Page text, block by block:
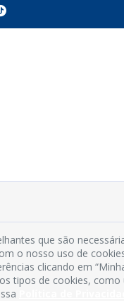
que são
o nosso uso de
clicando em
tipos de cookies, como